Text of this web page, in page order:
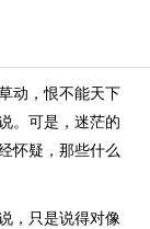
动，恨不能天下
。可是，迷茫的
怀疑，那些什么
，只是说得对像